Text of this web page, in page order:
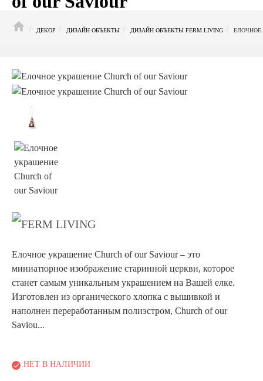
ДЕКОР
ДИЗАЙН ОБЪЕКТЫ ДИЗАЙН ОБЪЕКТЫ FERM LIVING ЕЛОЧНОЕ
Елочное украшение Church of our Saviour – это
миниатюрное изображение старинной церкви, которое
станет самым уникальным украшением на Вашей елке.
Изготовлен из органического хлопка с вышивкой и
наполнен переработанным полиэстром, Church of our
Saviou...
НЕТ В НАЛИЧИИ